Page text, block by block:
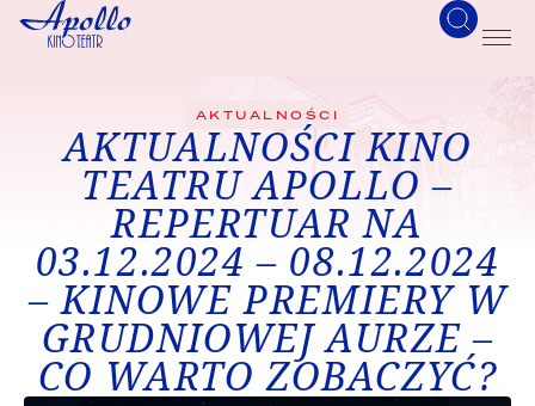
AKTUALNOŚCI
AKTUALNOŚCI KINO
TEATRU APOLLO –
REPERTUAR NA
03.12.2024 – 08.12.2024
– KINOWE PREMIERY W
GRUDNIOWEJ AURZE –
CO WARTO ZOBACZYĆ?